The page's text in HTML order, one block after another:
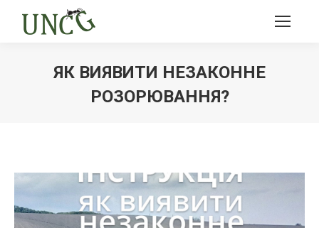
ЯК ВИЯВИТИ НЕЗАКОННЕ
РОЗОРЮВАННЯ?